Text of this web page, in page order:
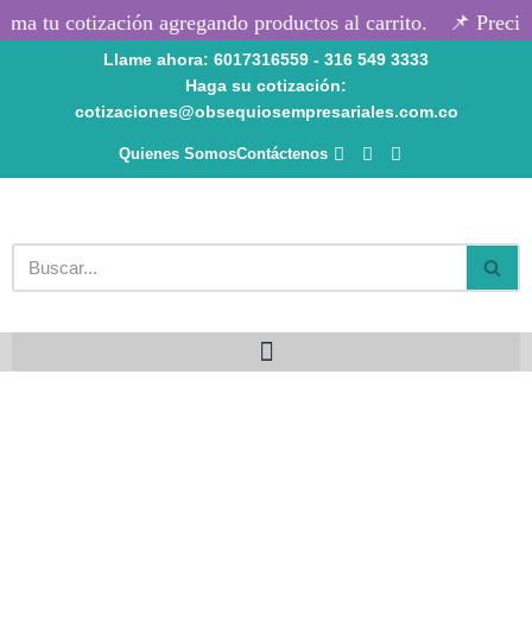
contenido
tu cotización agregando productos al carrito. 📌
Llame ahora: 6017316559 - 316 549 3333
Haga su cotización:
cotizaciones@obsequiosempresariales.com.co
Quienes SomosContáctenos